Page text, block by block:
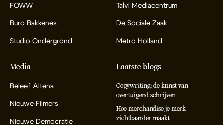
FOWW
Buro Bakkenes
Studio Ondergrond
Talvi Mediacentrum
De Sociale Zaak
Metro Holland
Media
Beleef Altena
Nieuwe Filmers
Nieuwe Democratie
Laatste blogs
Copywriting: de kunst van
overtuigend schrijven
Hoe merchandise je merk
zichtbaarder maakt